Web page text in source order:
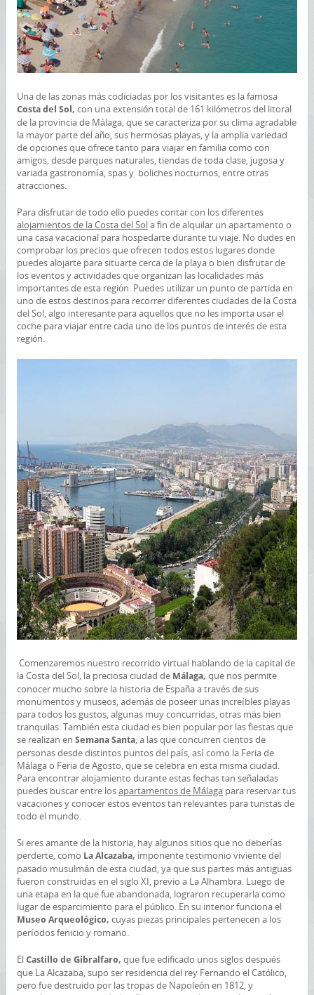
Una de las zonas más codiciadas por los visitantes es la famosa
Costa del Sol, con una extensión total de 161 kilómetros del litoral
de la provincia de Málaga, que se caracteriza por su clima agradable
la mayor parte del año, sus hermosas playas, y la amplia variedad
de opciones que ofrece tanto para viajar en familia como con
amigos, desde parques naturales, tiendas de toda clase, jugosa y
variada gastronomía, spas y boliches nocturnos, entre otras
atracciones.
Para disfrutar de todo ello puedes contar con los diferentes
alojamientos de la Costa del Sola fin de alquilar un apartamento o
una casa vacacional para hospedarte durante tu viaje. No dudes en
comprobar los precios que ofrecen todos estos lugares donde
puedes alojarte para situarte cerca de la playa o bien disfrutar de
los eventos y actividades que organizan las localidades más
importantes de esta región. Puedes utilizar un punto de partida en
uno de estos destinos para recorrer diferentes ciudades de la Costa
del Sol, algo interesante para aquellos que no les importa usar el
coche para viajar entre cada uno de los puntos de interés de esta
región.
Comenzaremos nuestro recorrido virtual hablando de la capital de
la Costa del Sol, la preciosa ciudad de Málaga, que nos permite
conocer mucho sobre la historia de España a través de sus
monumentos y museos, además de poseer unas increíbles playas
para todos los gustos, algunas muy concurridas, otras más bien
tranquilas. También esta ciudad es bien popular por las fiestas que
se realizan en Semana Santa, a las que concurren cientos de
personas desde distintos puntos del país, así como la Feria de
Málaga o Feria de Agosto, que se celebra en esta misma ciudad.
Para encontrar alojamiento durante estas fechas tan señaladas
puedes buscar entre losapartamentos de Málagapara reservar tus
vacaciones y conocer estos eventos tan relevantes para turistas de
todo el mundo.
Si eres amante de la historia, hay algunos sitios que no deberías
perderte, como La Alcazaba, imponente testimonio viviente del
pasado musulmán de esta ciudad, ya que sus partes más antiguas
fueron construidas en el siglo XI, previo a La Alhambra. Luego de
una etapa en la que fue abandonada, lograron recuperarla como
lugar de esparcimiento para el público. En su interior funciona el
Museo Arqueológico, cuyas piezas principales pertenecen a los
períodos fenicio y romano.
El Castillo de Gibralfaro, que fue edificado unos siglos después
que La Alcazaba, supo ser residencia del rey Fernando el Católico,
pero fue destruido por las tropas de Napoleón en 1812, y